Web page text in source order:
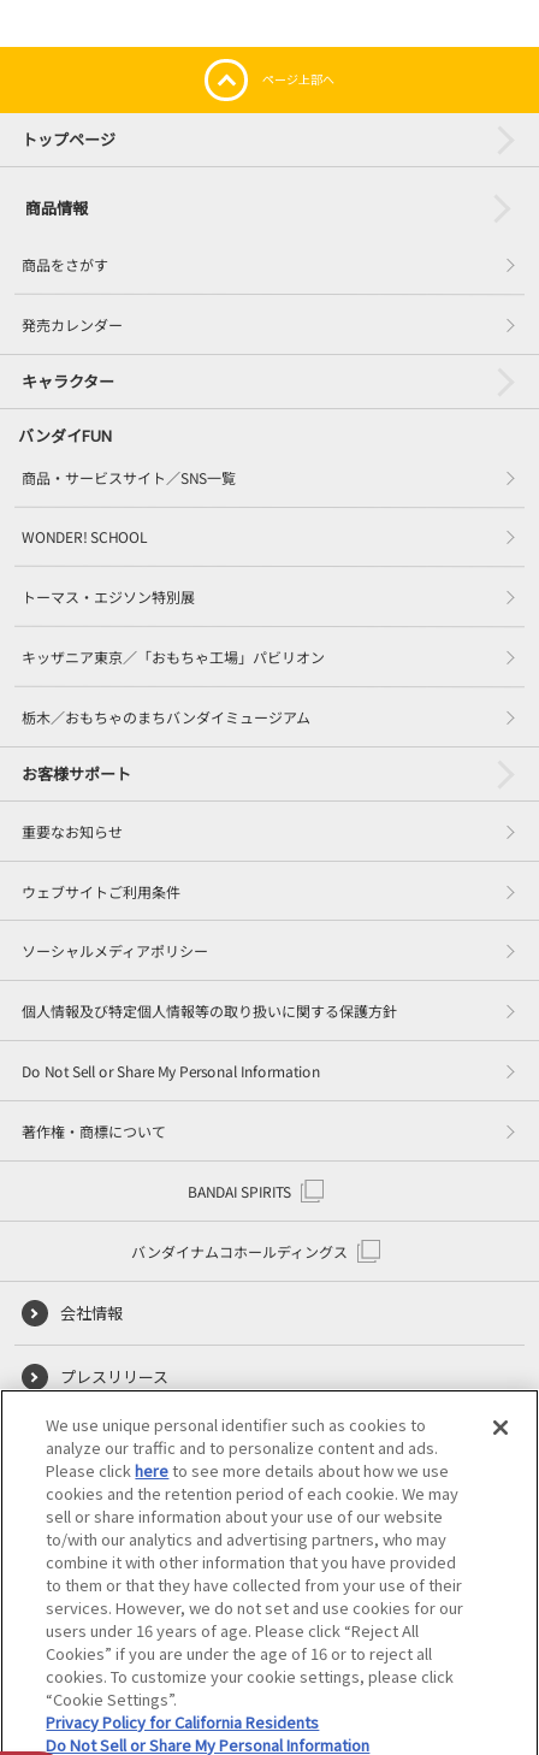
ページ上部へ
トップページ
商品情報
商品をさがす
発売カレンダー
キャラクター
バンダイFUN
商品・サービスサイト／SNS一覧
WONDER! SCHOOL
トーマス・エジソン特別展
キッザニア東京／「おもちゃ工場」パビリオン
栃木／おもちゃのまちバンダイミュージアム
お客様サポート
重要なお知らせ
ウェブサイトご利用条件
ソーシャルメディアポリシー
個人情報及び特定個人情報等の取り扱いに関する保護方針
Do Not Sell or Share My Personal Information
著作権・商標について
BANDAI SPIRITS
バンダイナムコホールディングス
会社情報
プレスリリース
採用情報
報道関係のお問い合わせ
We use unique personal identifier such as cookies to
analyze our traffic and to personalize content and ads.
Please clickhereto see more details about how we use
cookies and the retention period of each cookie. We may
sell or share information about your use of our website
to/with our analytics and advertising partners, who may
combine it with other information that you have provided
to them or that they have collected from your use of their
services. However, we do not set and use cookies for our
users under 16 years of age. Please click “Reject All
Cookies” if you are under the age of 16 or to reject all
cookies. To customize your cookie settings, please click
“Cookie Settings”.
Privacy Policy for California Residents
Do Not Sell or Share My Personal Information